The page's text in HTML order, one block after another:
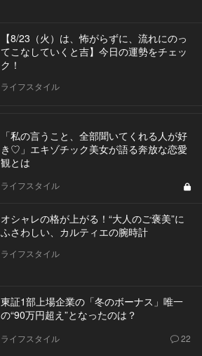
【8/23（火）は、怖がらずに、流れにのっ
てこなしていくと吉】今日の運勢をチェッ
ク！
ライフスタイル
「私の言うこと、全部聞いてくれる人が好
き♡」エキゾチック美女が語る奔放な恋愛
観とは
ライフスタイル
オシャレの格が上がる！“大人のご褒美”に
ふさわしい、カルティエの腕時計
ライフスタイル
東証1部上場企業の「冬のボーナス」唯一
の“90万円超え”となったのは？
ライフスタイル 22